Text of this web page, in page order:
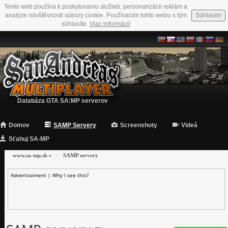
Tento web používa k poskytovaniu služieb, personalizácii reklám a
analýze návštěvnosti súbory cookie. Používaním tohto webu s tým
súhlasíte. Viac informácií
Súhlasím
Databáza GTA SA:MP serverov
Domov SAMP Servery Screenshoty
Videá
Sťahuj SA-MP
www.sa-mp.sk » SAMP servery
Advertisement | Why I see this?